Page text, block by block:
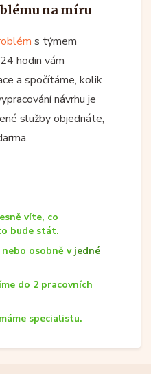
na míru
s týmem
hodin vám
a spočítáme, kolik
návrhu je
služby objednáte,
víte, co
bude stát.
osobně v jedné
do 2 pracovních
specialistu.